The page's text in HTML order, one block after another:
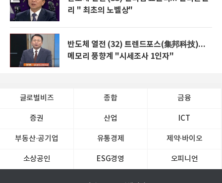
리 " 최초의 노벨상"
반도체 열전 (32) 트렌드포스(集邦科技)...
메모리 풍향계 "시세조사 1인자"
글로벌비즈 종합 금융
증권 산업 ICT
부동산·공기업 유통경제 제약∙바이오
소상공인 ESG경영 오피니언